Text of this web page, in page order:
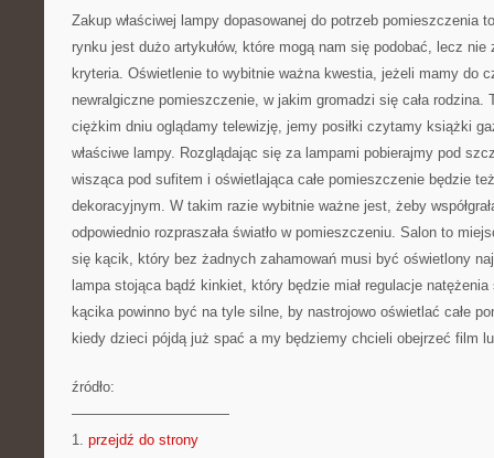
Zakup właściwej lampy dopasowanej do potrzeb pomieszczenia
rynku jest dużo artykułów, które mogą nam się podobać, lecz nie
kryteria. Oświetlenie to wybitnie ważna kwestia, jeżeli mamy do
newralgiczne pomieszczenie, w jakim gromadzi się cała rodzina.
ciężkim dniu oglądamy telewizję, jemy posiłki czytamy książki
właściwe lampy. Rozglądając się za lampami pobierajmy pod
wisząca pod sufitem i oświetlająca całe pomieszczenie będzie
dekoracyjnym. W takim razie wybitnie ważne jest, żeby
odpowiednio rozpraszała światło w pomieszczeniu. Salon to
się kącik, który bez żadnych zahamowań musi być oświetlony
lampa stojąca bądź kinkiet, który będzie miał regulacje natężenia
kącika powinno być na tyle silne, by nastrojowo oświetlać całe
kiedy dzieci pójdą już spać a my będziemy chcieli obejrzeć film
źródło:
———————————
1. przejdź do strony